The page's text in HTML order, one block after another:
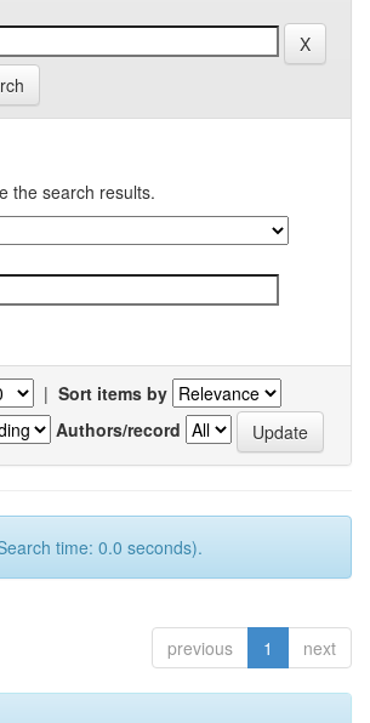
the search results.
| Sort items by
Authors/record
time: 0.0 seconds).
previous 1 next